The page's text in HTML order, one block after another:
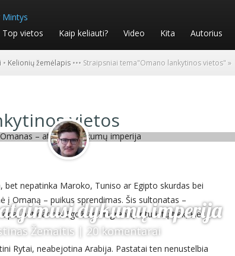
Top vietos Kaip keliauti? Video Kita Autorius
• Kelionių žemėlapis ••• Straipsniai tema"Omano lankytinos vietos" »
vietos
dykumų imperija
Žemaitis 20 komentarai
bet nepatinka Maroko, Tuniso ar Egipto skurdas bei
į Omaną – puikus sprendimas. Šis sultonatas –
bet dar neužgožtas imigrantų ir turistų tiek, kiek
Rytai, neabejotina Arabija. Pastatai ten nenustelbia